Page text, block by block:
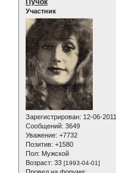
Участник
Зарегистрирован: 12-06-2011
Сообщений: 3649
Уважение: +7732
Позитив: +1580
Пол: Мужской
Возраст: 33 [1993-04-01]